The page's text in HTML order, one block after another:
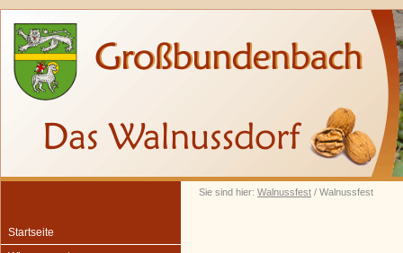
Sie sind hier: Walnussfest / Walnussfest
Startseite